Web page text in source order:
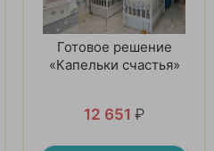
Готовое решение
«Капельки счастья»
12 651 ₽